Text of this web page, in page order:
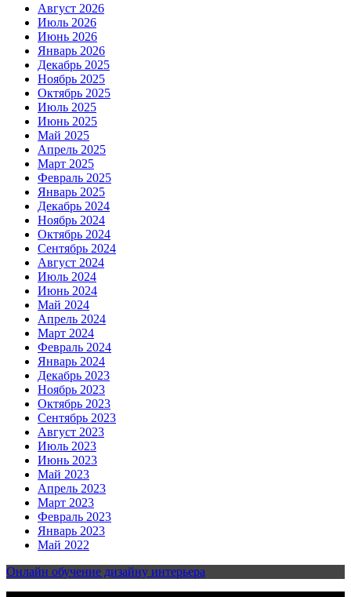
Август 2026
Июль 2026
Июнь 2026
Январь 2026
Декабрь 2025
Ноябрь 2025
Октябрь 2025
Июль 2025
Июнь 2025
Май 2025
Апрель 2025
Март 2025
Февраль 2025
Январь 2025
Декабрь 2024
Ноябрь 2024
Октябрь 2024
Сентябрь 2024
Август 2024
Июль 2024
Июнь 2024
Май 2024
Апрель 2024
Март 2024
Февраль 2024
Январь 2024
Декабрь 2023
Ноябрь 2023
Октябрь 2023
Сентябрь 2023
Август 2023
Июль 2023
Июнь 2023
Май 2023
Апрель 2023
Март 2023
Февраль 2023
Январь 2023
Май 2022
Онлайн обучение дизайну интерьера